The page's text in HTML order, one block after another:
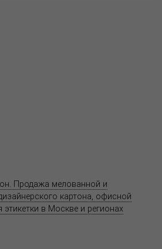
Продажа мелованной и
картона, офисной
в Москве и регионах